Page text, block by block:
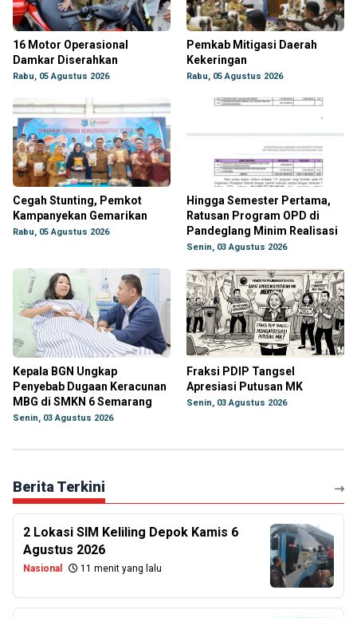
16 Motor Operasional
Damkar Diserahkan
Rabu, 05 Agustus 2026
Pemkab Mitigasi Daerah
Kekeringan
Rabu, 05 Agustus 2026
Cegah Stunting, Pemkot
Kampanyekan Gemarikan
Rabu, 05 Agustus 2026
Hingga Semester Pertama,
Ratusan Program OPD di
Pandeglang Minim Realisasi
Senin, 03 Agustus 2026
Kepala BGN Ungkap
Penyebab Dugaan Keracunan
MBG di SMKN 6 Semarang
Senin, 03 Agustus 2026
Fraksi PDIP Tangsel
Apresiasi Putusan MK
Senin, 03 Agustus 2026
Berita Terkini
2 Lokasi SIM Keliling Depok Kamis 6
Agustus 2026
Nasional 11 menit yang lalu